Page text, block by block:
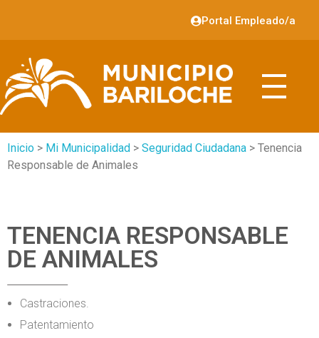
Portal Empleado/a
Inicio > Mi Municipalidad > Seguridad Ciudadana > Tenencia
Responsable de Animales
TENENCIA RESPONSABLE
DE ANIMALES
Castraciones.
Patentamiento